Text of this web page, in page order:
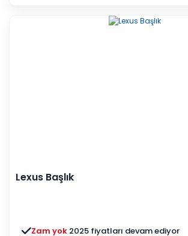
Lexus Başlık
Zam yok 2025 fiyatları devam ediyor